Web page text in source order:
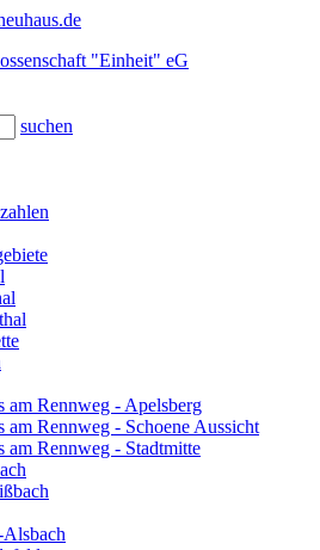
suchen
am Rennweg - Apelsberg
am Rennweg - Schoene Aussicht
am Rennweg - Stadtmitte
Alsbach